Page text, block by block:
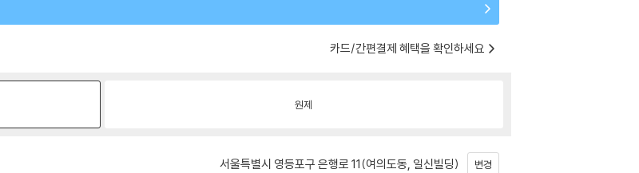
카드/간편결제 혜택을 확인하세요
원제
서울특별시 영등포구 은행로 11(여의도동, 일신빌딩) 변경